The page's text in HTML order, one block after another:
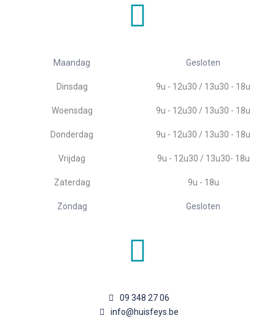
Maandag Gesloten
Dinsdag 9u - 12u30 / 13u30 - 18u
Woensdag 9u - 12u30 / 13u30 - 18u
Donderdag 9u - 12u30 / 13u30 - 18u
Vrijdag 9u - 12u30 / 13u30- 18u
Zaterdag 9u - 18u
Zondag Gesloten
09 348 27 06
info@huisfeys.be